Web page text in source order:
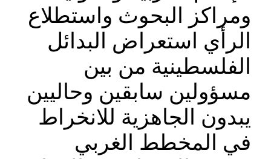
ومراكز البحوث واستطلاع
الرأي استعراض البدائل
الفلسطينية من بين
مسؤولين سابقين وحاليين
يبدون الجاهزية للانخراط
في المخطط الغربي